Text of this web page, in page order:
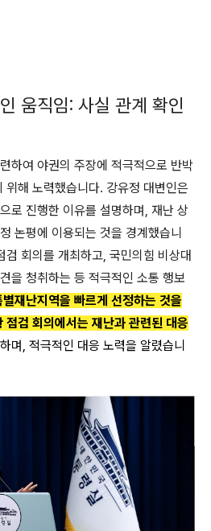
움직임: 사실 관계 확인
하여 야권의 주장에 적극적으로 반박
위해 노력했습니다. 강유정 대변인은
로 진행한 이유를 설명하며, 재난 상
논평에 이용되는 것을 경계했습니
검 회의를 개최하고, 국민의힘 비상대
을 청취하는 등 적극적인 소통 행보
재난지역을 빠르게 선정하는 것을
점검 회의에서는 재난과 관련된 대응
며, 적극적인 대응 노력을 알렸습니